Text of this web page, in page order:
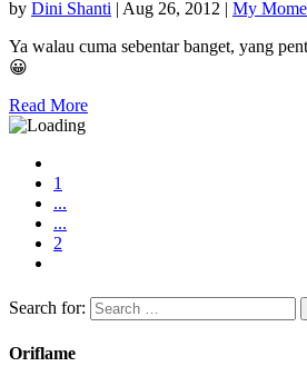
by Dini Shanti | Aug 26, 2012 | My
Ya walau cuma sebentar banget, yang
😀
Read More
1
...
...
2
Search for:
Oriflame